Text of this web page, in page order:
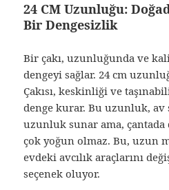
24 CM Uzunluğu:
Bir Dengesizlik
Bir çakı, uzunluğunda ve
dengeyi sağlar. 24 cm
Çakısı, keskinliği ve
denge kurar. Bu uzunluk, av
uzunluk sunar ama, çantada
çok yoğun olmaz. Bu, uzun
evdeki avcılık araçlarını
seçenek oluyor.